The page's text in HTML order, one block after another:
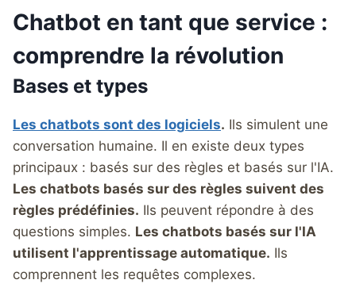
Chatbot en tant que service :
comprendre la révolution
Bases et types
Les chatbots sont des logiciels. Ils simulent une
conversation humaine. Il en existe deux types
principaux : basés sur des règles et basés sur l'IA.
Les chatbots basés sur des règles suivent des
règles prédéfinies. Ils peuvent répondre à des
questions simples. Les chatbots basés sur l'IA
utilisent l'apprentissage automatique. Ils
comprennent les requêtes complexes.